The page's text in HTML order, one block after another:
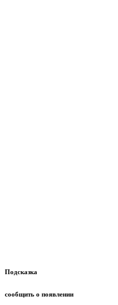
Подсказка
сообщить о появлении